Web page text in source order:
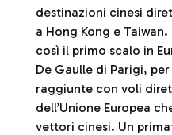
destinazioni cinesi
a Hong Kong e
così il primo scalo in
De Gaulle di Parigi,
raggiunte con voli
dell’Unione Europea
vettori cinesi. Un